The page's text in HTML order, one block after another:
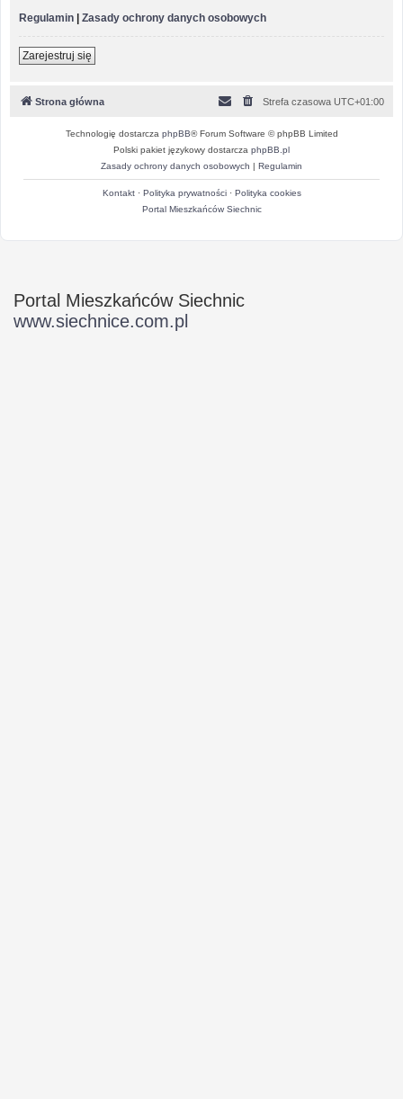
Regulamin | Zasady ochrony danych osobowych
Zarejestruj się
Strona główna Strefa czasowa UTC+01:00
Technologię dostarcza phpBB® Forum Software © phpBB Limited
Polski pakiet językowy dostarcza phpBB.pl
Zasady ochrony danych osobowych | Regulamin
Kontakt· Polityka prywatności· Polityka cookies
Portal Mieszkańców Siechnic
Portal Mieszkańców Siechnic
www.siechnice.com.pl